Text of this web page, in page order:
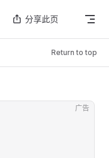
分享此页
Return to top
广告